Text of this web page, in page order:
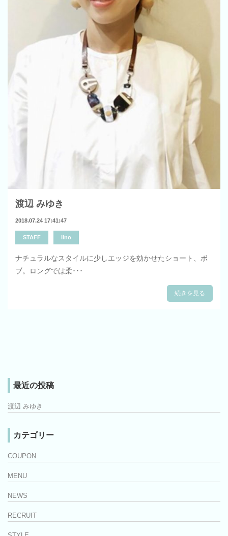
渡辺 みゆき
2018.07.24 17:41:47
STAFF lino
ナチュラルなスタイルに少しエッジを効かせたショート、ボ
ブ。ロングでは柔･･･
続きを見る
最近の投稿
渡辺 みゆき
カテゴリー
COUPON
MENU
NEWS
RECRUIT